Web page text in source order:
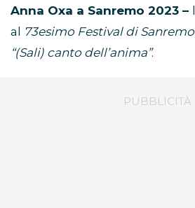
Anna Oxa a Sanremo 2023 –
al 73esimo Festival di Sanremo
“(Sali) canto dell’anima”.